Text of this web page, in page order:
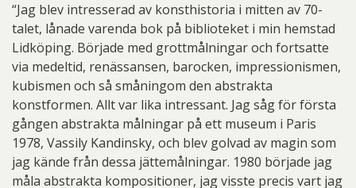
“Jag blev intresserad av konsthistoria i mitten av 70-
talet, lånade varenda bok på biblioteket i min hemstad
Lidköping. Började med grottmålningar och fortsatte
via medeltid, renässansen, barocken, impressionismen,
kubismen och så småningom den abstrakta
konstformen. Allt var lika intressant. Jag såg för första
gången abstrakta målningar på ett museum i Paris
1978, Vassily Kandinsky, och blev golvad av magin som
jag kände från dessa jättemålningar. 1980 började jag
måla abstrakta kompositioner, jag visste precis vart jag